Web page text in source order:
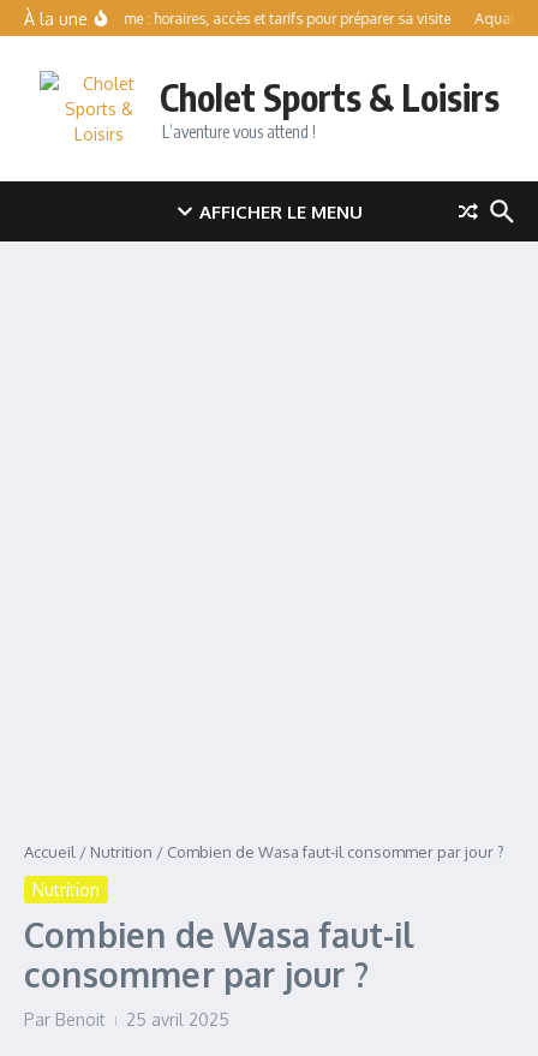
Aller au contenu
À la une
Val de Forme : horaires, accès et tarifs pour préparer sa visite Aqualens
Cholet Sports & Loisirs
L’aventure vous attend !
AFFICHER LE MENU
Accueil / Nutrition / Combien de Wasa faut-il consommer par jour ?
Nutrition
Combien de Wasa faut-il
consommer par jour ?
Par Benoit 25 avril 2025